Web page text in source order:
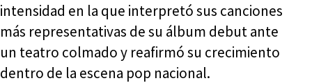
intensidad en la que interpretó sus canciones
más representativas de su álbum debut ante
un teatro colmado y reafirmó su crecimiento
dentro de la escena pop nacional.